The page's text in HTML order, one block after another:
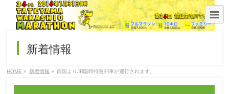
新着情報
HOME » 新着情報 » 両国よりJR臨時特急列車が運行されます。